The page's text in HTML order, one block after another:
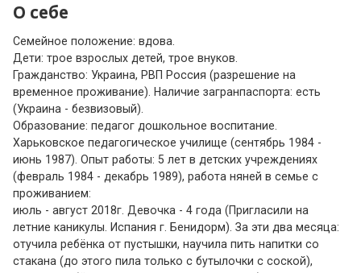
О себе
Семейное положение: вдова.
Дети: трое взрослых детей, трое внуков.
Гражданство: Украина, РВП Россия (разрешение на
временное проживание). Наличие загранпаспорта: есть
(Украина - безвизовый).
Образование: педагог дошкольное воспитание.
Харьковское педагогическое училище (сентябрь 1984 -
июнь 1987). Опыт работы: 5 лет в детских учреждениях
(февраль 1984 - декабрь 1989), работа няней в семье с
проживанием:
июль - август 2018г. Девочка - 4 года (Пригласили на
летние каникулы. Испания г. Бенидорм). За эти два месяца:
отучила ребёнка от пустышки, научила пить напитки со
стакана (до этого пила только с бутылочки с соской),